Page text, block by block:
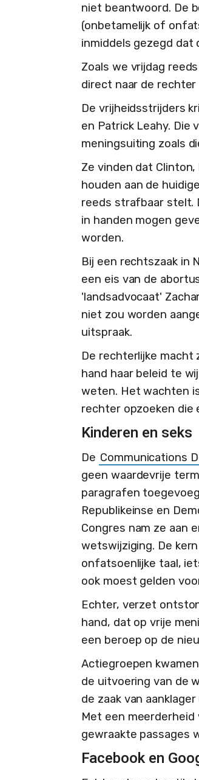
niet beantwoord. De
(onbetamelijk of
inmiddels gezegd dat
Zoals we vrijdag
direct naar de
De vrijheidsstrijders
en Patrick Leahy. Die
meningsuiting zoals
Ze vinden dat
houden aan de
reeds strafbaar stelt.
in handen mogen
worden.
Bij een rechtszaak in
een eis van de
'landsadvocaat'
niet zou worden
uitspraak.
De rechterlijke macht
hand haar beleid te
weten. Het wachten
rechter opzoeken die
Kinderen en seks
De Communications
geen waardevrije
paragrafen
Republikeinse en
Congres nam ze aan
wetswijziging. De
onfatsoenlijke taal,
ook moest gelden
Echter, verzet
hand, dat op vrije
een beroep op de
Actiegroepen
de uitvoering van de
de zaak van
Met een
gewraakte passages
Facebook en